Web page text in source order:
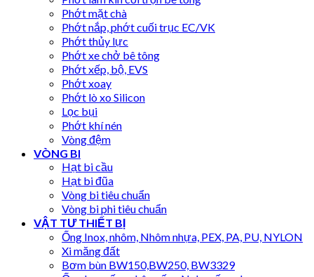
Phớt mặt chà
Phớt nắp, phớt cuối trục EC/VK
Phớt thủy lực
Phớt xe chở bê tông
Phớt xếp, bộ, EVS
Phớt xoay
Phớt lò xo Silicon
Lọc bụi
Phớt khí nén
Vòng đệm
VÒNG BI
Hạt bi cầu
Hạt bi đũa
Vòng bi tiêu chuẩn
Vòng bi phi tiêu chuẩn
VẬT TƯ THIẾT BỊ
Ống Inox, nhôm, Nhôm nhựa, PEX, PA, PU, NYLON
Xi măng đất
Bơm bùn BW150,BW250, BW3329